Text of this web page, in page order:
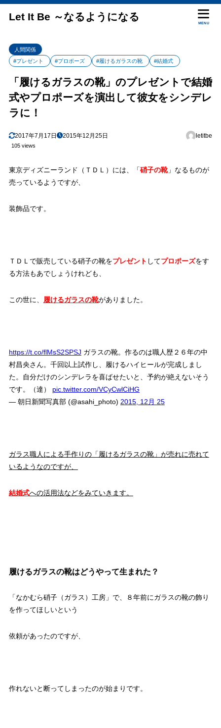
Let It Be ～なるようになる
MENU
人間関係
#プレゼント
#プロポーズ #履けるガラスの靴 #結婚式
「履けるガラスの靴」のプレゼントで結婚
式やプロポーズを演出して彼女をシンデレ
ラに！
2017年7月17日 2015年12月25日 letitbe
105 views
東京ディズニーランド（ＴＤＬ）には、「硝子の靴」なるものが
売っているようですが、
装飾品です。
ＴＤＬで販売している硝子の靴をプレゼント してプロポーズをす
る方法もあでしょうけれども、
この世に、 履けるガラスの靴がありました。
https://t.co/flMsS2SPSJ ガラスの靴。作るのは職人歴２６年の中
村昌央さん。千回以上試作し、履けるハイヒールが完成しまし
た。自分だけのシンデレラを喜ばせたいと、予約が絶えないそう
です。（達） pic.twitter.com/VCyCwlCiHG
— 朝日新聞写真部 (@asahi_photo) 2015, 12月 25
ガラス職人による手作りの「履けるガラスの靴」が売れに売れて
いるようなのですが、
結婚式への活用法などをみていきます。
履けるガラスの靴はどうやって生まれた？
「なかむら硝子（ガラス）工房」で、８年前にガラスの靴の飾り
を作ってほしいという
依頼があったのですが、
作れないと断ってしまったのが始まりです。